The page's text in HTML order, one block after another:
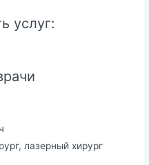
услуг:
лазерный хирург